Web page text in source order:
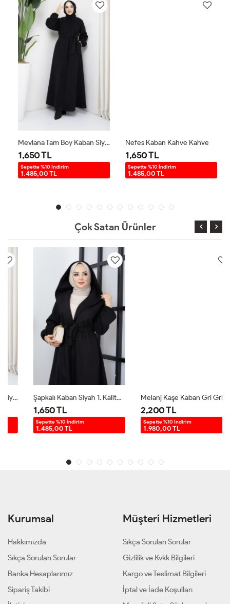
Mevlana Tam Boy Kaban Siyah Siyah
1,650 TL
Sepette %10 İndirim
1.485,00 TL
Nefes Kaban Kahve Kahve
1,650 TL
Sepette %10 İndirim
1.485,00 TL
Çok Satan Ürünler
Şapkalı Kaban Siyah 1. Kalite Kalın Kaşe Siyah
1,650 TL
Sepette %10 İndirim
1.485,00 TL
Melanj Kaşe Kaban Gri Gri
2,200 TL
Sepette %10 İndirim
1.980,00 TL
Kurumsal
Hakkımızda
Sıkça Sorulan Sorular
Banka Hesaplarımız
Sipariş Takibi
Müşteri Hizmetleri
Sıkça Sorulan Sorular
Gizlilik ve Kvkk Bilgileri
Kargo ve Teslimat Bilgileri
İptal ve İade Koşulları